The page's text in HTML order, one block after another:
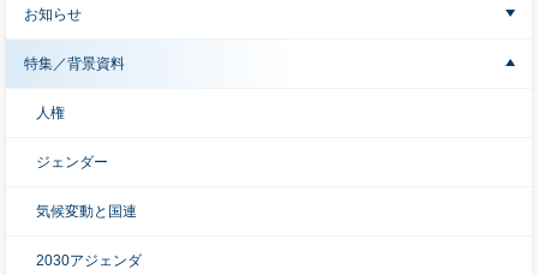
お知らせ
特集／背景資料
人権
ジェンダー
気候変動と国連
2030アジェンダ